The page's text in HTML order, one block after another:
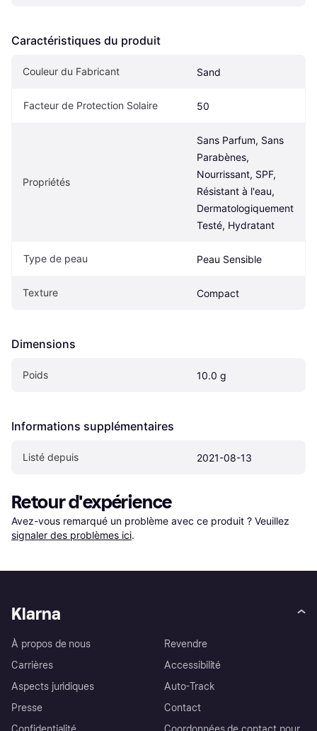
Caractéristiques du produit
Couleur du Fabricant Sand
Facteur de Protection Solaire 50
Propriétés
Sans Parfum, Sans
Parabènes,
Nourrissant, SPF,
Résistant à l'eau,
Dermatologiquement
Testé, Hydratant
Type de peau Peau Sensible
Texture Compact
Dimensions
Poids 10.0 g
Informations supplémentaires
Listé depuis 2021-08-13
Retour d'expérience
Avez-vous remarqué un problème avec ce produit ? Veuillez
signaler des problèmes ici.
Klarna
À propos de nous
Carrières
Aspects juridiques
Presse
Revendre
Accessibilité
Auto-Track
Contact